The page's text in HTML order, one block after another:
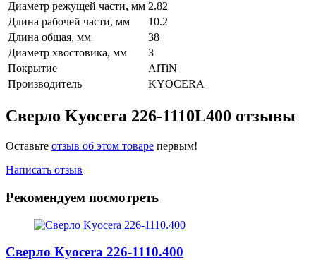
Диаметр режущей части, мм 2.82
Длина рабочей части, мм
10.2
Длина общая, мм
38
Диаметр хвостовика, мм
3
Покрытие
AlTiN
Производитель
KYOCERA
Сверло Kyocera 226-1110L400 отзывы
Оставьте отзыв об этом товаре первым!
Написать отзыв
Рекомендуем посмотреть
Сверло Kyocera 226-1110.400